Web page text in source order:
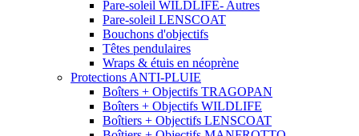
Pare-soleil WILDLIFE- Autres
Pare-soleil LENSCOAT
Bouchons d'objectifs
Têtes pendulaires
Wraps & étuis en néoprène
Protections ANTI-PLUIE
Boîters + Objectifs TRAGOPAN
Boîters + Objectifs WILDLIFE
Boîtiers + Objectifs LENSCOAT